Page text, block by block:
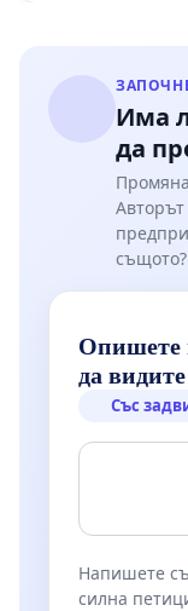
Има
да
същото?
Опишете
да видите
Със
Напишете
силна